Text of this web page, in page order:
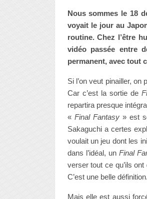
Nous sommes le 18
voyait le jour au
routine. Chez l’être
vidéo passée entre
permanent, avec tout
Si l’on veut pinailler,
Car c’est la sortie de
repartira presque
« Final Fantasy» est
Sakaguchi a certes
voulait un jeu dont les
dans l’idéal, un Final
verser tout ce qu’ils
C’est une belle définition.
Mais elle est aussi